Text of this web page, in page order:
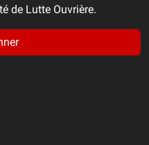
de Lutte Ouvrière.